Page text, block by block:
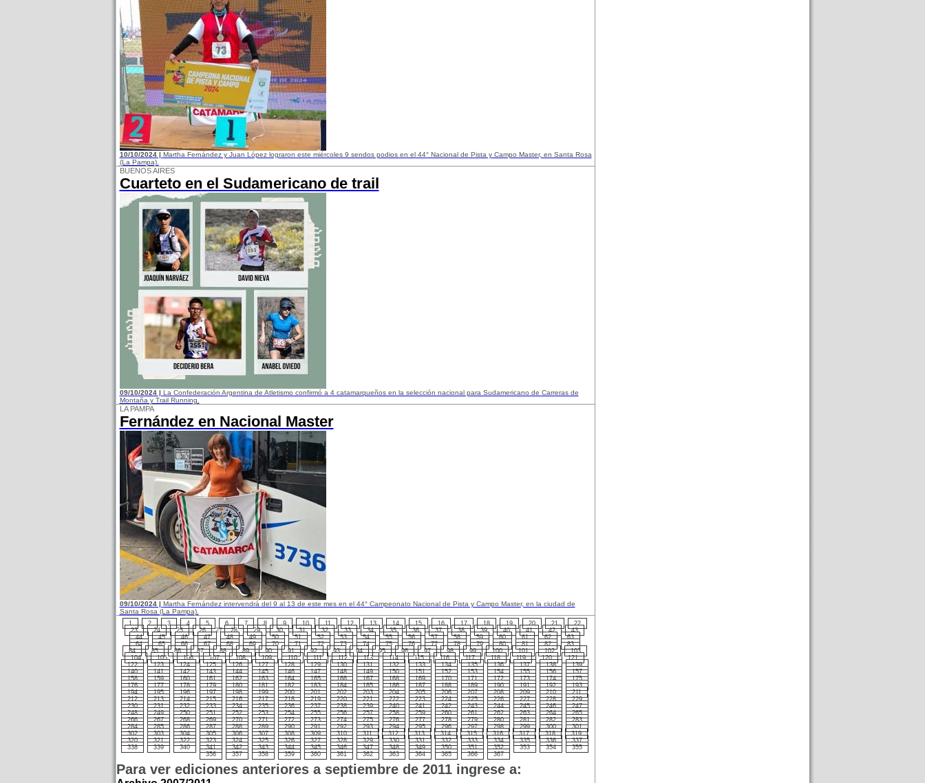
10/10/2024 | Martha Fernández y Juan López lograron este miércoles 9 sendos podios en el 44° Nacional de Pista y Campo Master, en Santa Rosa
(La Pampa).
BUENOS AIRES
Cuarteto en el Sudamericano de trail
09/10/2024 | La Confederación Argentina de Atletismo confirmó a 4 catamarqueños en la selección nacional para Sudamericano de Carreras de
Montaña y Trail Running.
LA PAMPA
Fernández en Nacional Master
09/10/2024 | Martha Fernández intervendrá del 9 al 13 de este mes en el 44° Campeonato Nacional de Pista y Campo Master, en la ciudad de
Santa Rosa (La Pampa).
1 2 3 4 5 6 7 8 9 10 11 12 13 14 15 16 17 18 19 20 21
22
23
24 25 26 27 28 29 30 31 32 33 34 35 36 37 38 39 40 41 42
43
44
45 46 47 48 49 50 51 52 53 54 55 56 57 58 59 60 61 62
63
64
65 66 67 68 69 70 71 72 73 74 75 76 77 78 79 80 81 82
83
84
85 86 87 88 89 90 91 92 93 94 95 96 97 98 99 100 101 102
103
104
105 106 107 108 109 110 111 112 113 114 115 116 117 118 119 120
121
122
123 124 125 126 127 128 129 130 131 132 133 134 135 136 137 138
139
140
141 142 143 144 145 146 147 148 149 150 151 152 153 154 155 156
157
158
159 160 161 162 163 164 165 166 167 168 169 170 171 172 173 174
175
176
177 178 179 180 181 182 183 184 185 186 187 188 189 190 191 192
193
194
195 196 197 198 199 200 201 202 203 204 205 206 207 208 209 210
211
212
213 214 215 216 217 218 219 220 221 222 223 224 225 226 227 228
229
230
231 232 233 234 235 236 237 238 239 240 241 242 243 244 245 246
247
248
249 250 251 252 253 254 255 256 257 258 259 260 261 262 263 264
265
266
267 268 269 270 271 272 273 274 275 276 277 278 279 280 281 282
283
284
285 286 287 288 289 290 291 292 293 294 295 296 297 298 299 300
301
302
303 304 305 306 307 308 309 310 311 312 313 314 315 316 317 318
319
320
321 322 323 324 325 326 327 328 329 330 331 332 333 334 335 336
337
338
339 340 341 342 343 344 345 346 347 348 349 350 351 352 353 354
355
356
357 358 359 360 361 362 363 364 365 366 367
Para ver ediciones anteriores a septiembre de 2011 ingrese a: